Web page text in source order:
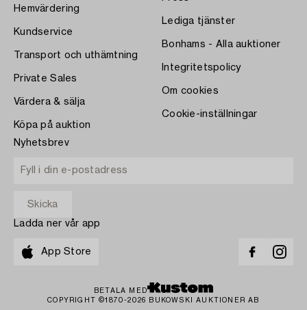
Hemvärdering
Kundservice
Transport och uthämtning
Private Sales
Värdera & sälja
Köpa på auktion
Lediga tjänster
Bonhams - Alla auktioner
Integritetspolicy
Om cookies
Cookie-inställningar
Nyhetsbrev
Ladda ner vår app
App Store
BETALA MED
COPYRIGHT ©1870-2026 BUKOWSKI AUKTIONER AB